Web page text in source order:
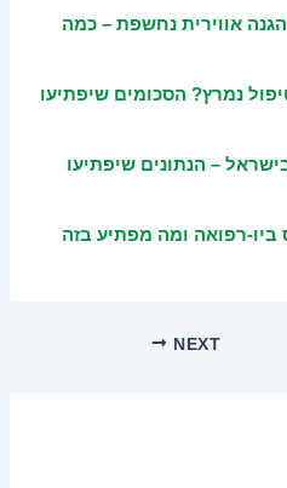
אווירית נחשפת – כמה
נמרץ? הסכומים שיפתיעו
– הנתונים שיפתיעו
ביו-רפואה ומה מפתיע בזה
NEXT